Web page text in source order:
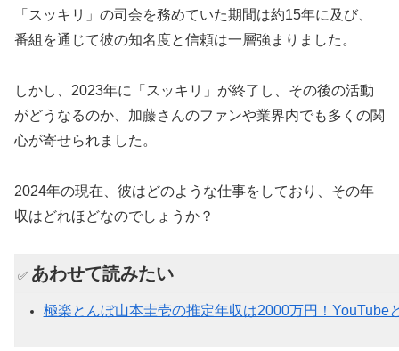
「スッキリ」の司会を務めていた期間は約15年に及び、
番組を通じて彼の知名度と信頼は一層強まりました。
しかし、2023年に「スッキリ」が終了し、その後の活動
がどうなるのか、加藤さんのファンや業界内でも多くの関
心が寄せられました。
2024年の現在、彼はどのような仕事をしており、その年
収はどれほどなのでしょうか？
✅ あわせて読みたい
極楽とんぼ山本圭壱の推定年収は2000万円！YouTube